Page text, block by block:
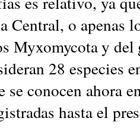
o apenas
Myxomycota y del
28 especies
se conocen ahora
hasta el pre